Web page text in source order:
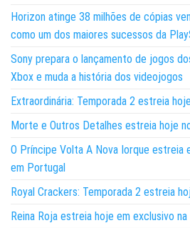
Horizon atinge 38 milhões de cópias
como um dos maiores sucessos da
Sony prepara o lançamento de jogos
Xbox e muda a história dos videojogos
Extraordinária: Temporada 2 estreia
Morte e Outros Detalhes estreia hoje
O Príncipe Volta A Nova Iorque estreia
em Portugal
Royal Crackers: Temporada 2 estreia
Reina Roja estreia hoje em exclusivo